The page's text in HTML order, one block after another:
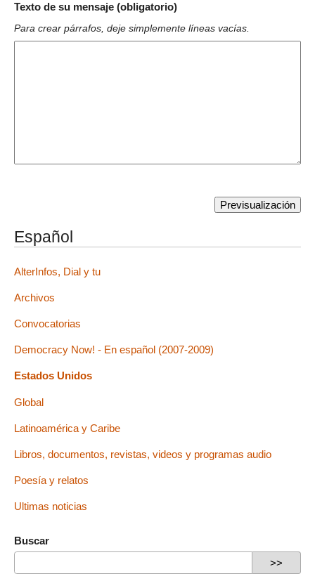
Texto de su mensaje (obligatorio)
Para crear párrafos, deje simplemente líneas vacías.
Español
AlterInfos, Dial y tu
Archivos
Convocatorias
Democracy Now! - En español (2007-2009)
Estados Unidos
Global
Latinoamérica y Caribe
Libros, documentos, revistas, videos y programas audio
Poesía y relatos
Ultimas noticias
Buscar